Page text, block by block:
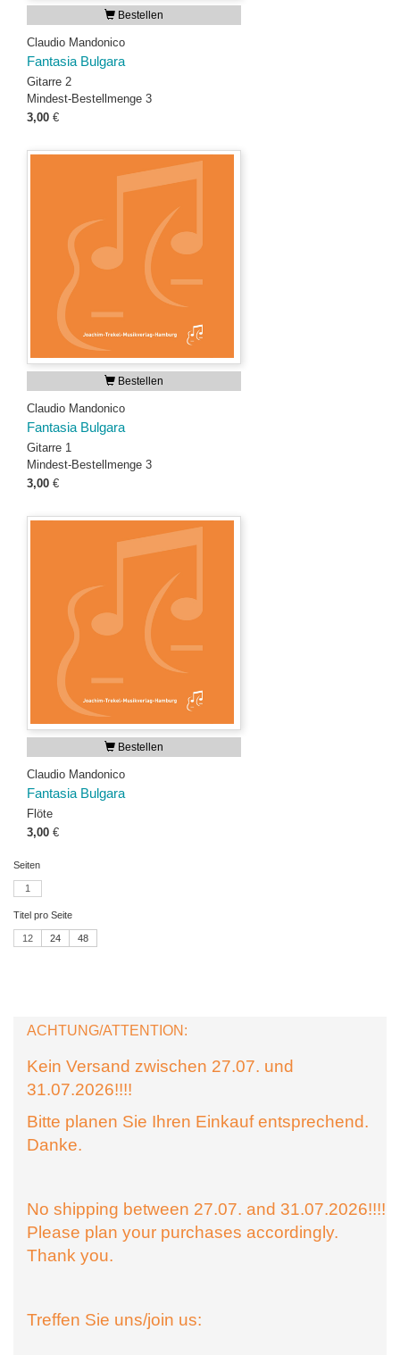
Bestellen
Claudio Mandonico
Fantasia Bulgara
Gitarre 2
Mindest-Bestellmenge 3
3,00 €
Bestellen
Claudio Mandonico
Fantasia Bulgara
Gitarre 1
Mindest-Bestellmenge 3
3,00 €
Bestellen
Claudio Mandonico
Fantasia Bulgara
Flöte
3,00 €
Seiten
1
Titel pro Seite
12 24 48
ACHTUNG/ATTENTION:
Kein Versand zwischen 27.07. und
31.07.2026!!!!
Bitte planen Sie Ihren Einkauf entsprechend.
Danke.
No shipping between 27.07. and 31.07.2026!!!!
Please plan your purchases accordingly.
Thank you.
Treffen Sie uns/join us: